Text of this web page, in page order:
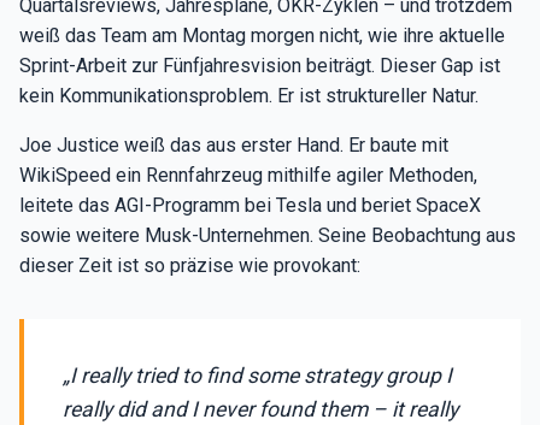
Quartalsreviews, Jahrespläne, OKR-Zyklen – und trotzdem
weiß das Team am Montag morgen nicht, wie ihre aktuelle
Sprint-Arbeit zur Fünfjahresvision beiträgt. Dieser Gap ist
kein Kommunikationsproblem. Er ist struktureller Natur.
Joe Justice weiß das aus erster Hand. Er baute mit
WikiSpeed ein Rennfahrzeug mithilfe agiler Methoden,
leitete das AGI-Programm bei Tesla und beriet SpaceX
sowie weitere Musk-Unternehmen. Seine Beobachtung aus
dieser Zeit ist so präzise wie provokant:
„I really tried to find some strategy group I
really did and I never found them – it really